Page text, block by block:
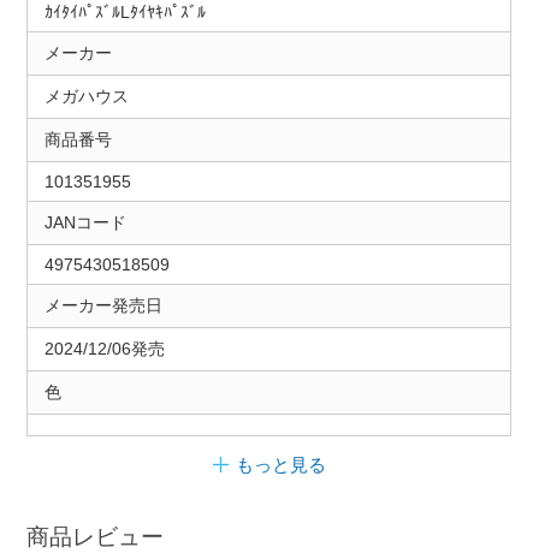
ｶｲﾀｲﾊﾟｽﾞﾙLﾀｲﾔｷﾊﾟｽﾞﾙ
メーカー
メガハウス
商品番号
101351955
JANコード
4975430518509
メーカー発売日
2024/12/06発売
色
もっと見る
商品レビュー